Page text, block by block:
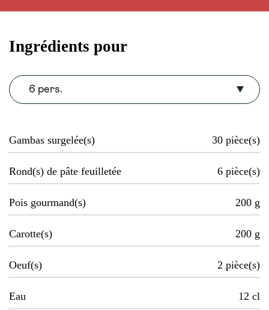
Ingrédients pour
6 pers.
Gambas surgelée(s) 30 pièce(s)
Rond(s) de pâte feuilletée 6 pièce(s)
Pois gourmand(s) 200 g
Carotte(s) 200 g
Oeuf(s) 2 pièce(s)
Eau 12 cl